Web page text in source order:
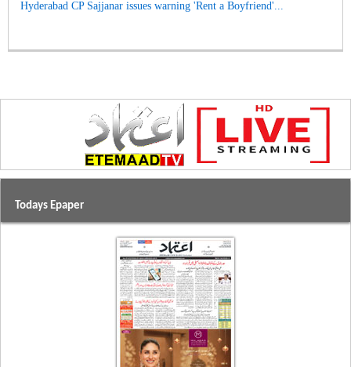
Hyderabad CP Sajjanar issues warning 'Rent a Boyfriend'...
Todays Epaper